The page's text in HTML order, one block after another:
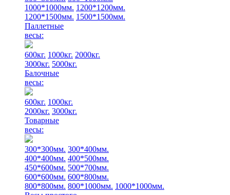
1000*1000мм. 1200*1200мм.
1200*1500мм. 1500*1500мм.
Паллетные
весы:
600кг. 1000кг. 2000кг.
3000кг. 5000кг.
Балочные
весы:
600кг. 1000кг.
2000кг. 3000кг.
Товарные
весы:
300*300мм. 300*400мм.
400*400мм. 400*500мм.
450*600мм. 500*700мм.
600*600мм. 600*800мм.
800*800мм. 800*1000мм. 1000*1000мм.